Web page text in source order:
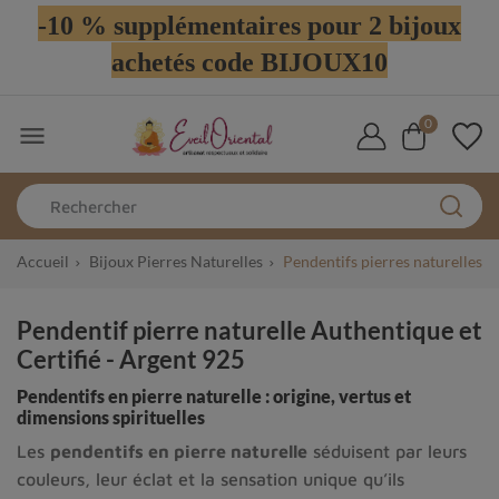
-10 % supplémentaires pour 2 bijoux
achetés code BIJOUX10
 0
Accueil Bijoux Pierres Naturelles Pendentifs pierres naturelles
Pendentif pierre naturelle Authentique et
Certifié - Argent 925
Pendentifs en pierre naturelle : origine, vertus et
dimensions spirituelles
Les pendentifs en pierre naturelle séduisent par leurs
couleurs, leur éclat et la sensation unique qu’ils